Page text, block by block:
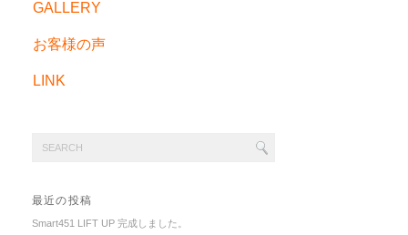
GALLERY
お客様の声
LINK
最近の投稿
Smart451 LIFT UP 完成しました。